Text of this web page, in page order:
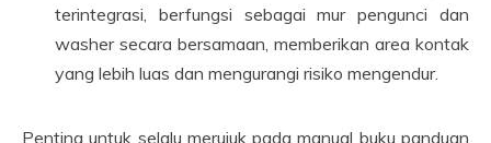
terintegrasi, berfungsi sebagai mur pengunci dan
washer secara bersamaan, memberikan area kontak
yang lebih luas dan mengurangi risiko mengendur.
Penting untuk selalu merujuk pada manual buku panduan